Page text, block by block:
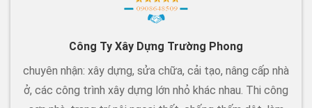
Công Ty Xây Dựng Trường Phong
chuyên nhận: xây dựng, sửa chữa, cải tạo, nâng cấp nhà
ở, các công trình xây dựng lớn nhỏ khác nhau. Thi công